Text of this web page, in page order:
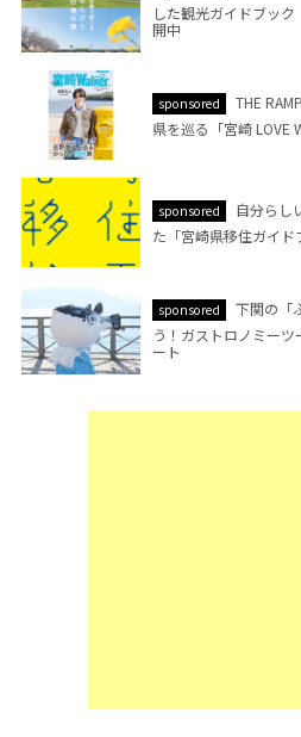
した観光ガイドブッ
開中
sponsored
THE
県を巡る「宮崎 LOVE
sponsored
自分らし
た「宮崎県移住ガイド
sponsored
下関の「
う！ガストロノミーツ
ート